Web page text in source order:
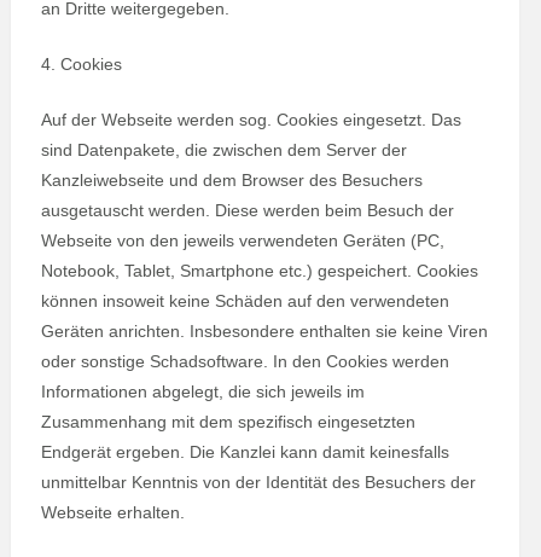
an Dritte weitergegeben.
4. Cookies
Auf der Webseite werden sog. Cookies eingesetzt. Das
sind Datenpakete, die zwischen dem Server der
Kanzleiwebseite und dem Browser des Besuchers
ausgetauscht werden. Diese werden beim Besuch der
Webseite von den jeweils verwendeten Geräten (PC,
Notebook, Tablet, Smartphone etc.) gespeichert. Cookies
können insoweit keine Schäden auf den verwendeten
Geräten anrichten. Insbesondere enthalten sie keine Viren
oder sonstige Schadsoftware. In den Cookies werden
Informationen abgelegt, die sich jeweils im
Zusammenhang mit dem spezifisch eingesetzten
Endgerät ergeben. Die Kanzlei kann damit keinesfalls
unmittelbar Kenntnis von der Identität des Besuchers der
Webseite erhalten.